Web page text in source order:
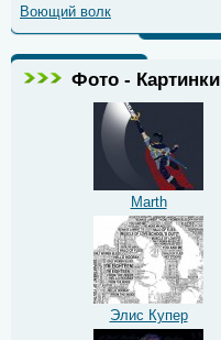
Воющий волк
Фото - Картинки
Marth
Элис Купер